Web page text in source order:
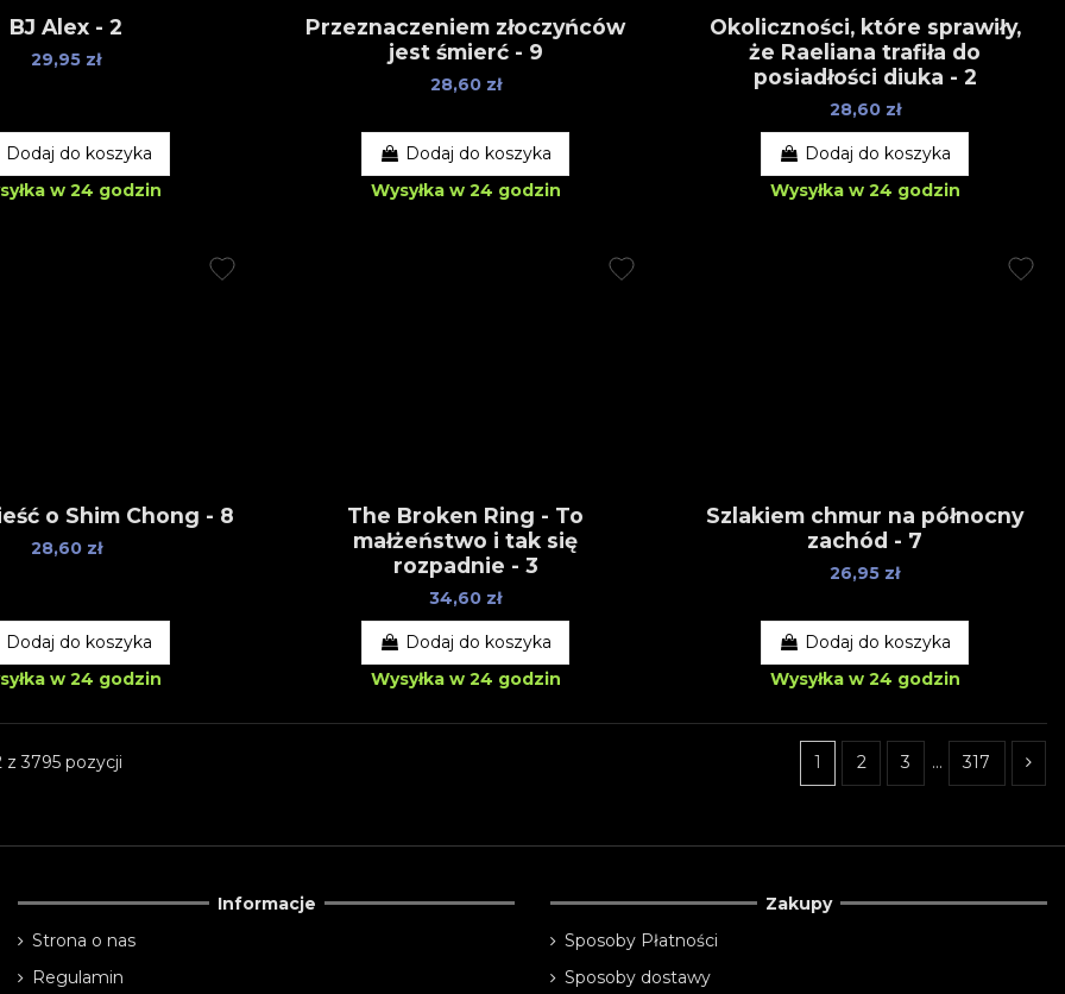
BJ Alex - 2
29,95 zł
Dodaj do koszyka
w 24 godzin
Przeznaczeniem złoczyńców
jest śmierć - 9
28,60 zł
Dodaj do koszyka
Wysyłka w 24 godzin
Okoliczności, które sprawiły,
że Raeliana trafiła do
posiadłości diuka - 2
28,60 zł
Dodaj do koszyka
Wysyłka w 24 godzin
o Shim Chong - 8
28,60 zł
Dodaj do koszyka
w 24 godzin
The Broken Ring - To
małżeństwo i tak się
rozpadnie - 3
34,60 zł
Dodaj do koszyka
Wysyłka w 24 godzin
Szlakiem chmur na północny
zachód - 7
26,95 zł
Dodaj do koszyka
Wysyłka w 24 godzin
z 3795 pozycji 1 2 3 … 317
Informacje
Strona o nas
Regulamin
Zakupy
Sposoby Płatności
Sposoby dostawy